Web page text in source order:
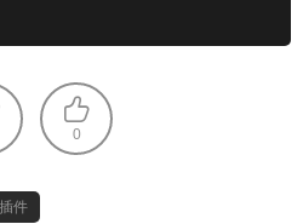
0
件